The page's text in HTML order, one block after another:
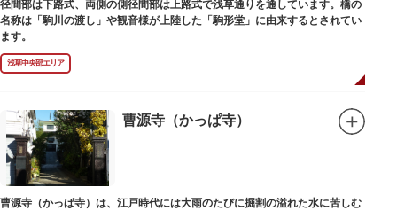
径間部は下路式、両側の側径間部は上路式で浅草通りを通しています。橋の
名称は「駒川の渡し」や観音様が上陸した「駒形堂」に由来するとされてい
ます。
浅草中央部エリア
曹源寺（かっぱ寺）
曹源寺（かっぱ寺）は、江戸時代には大雨のたびに掘割の溢れた水に苦しむ